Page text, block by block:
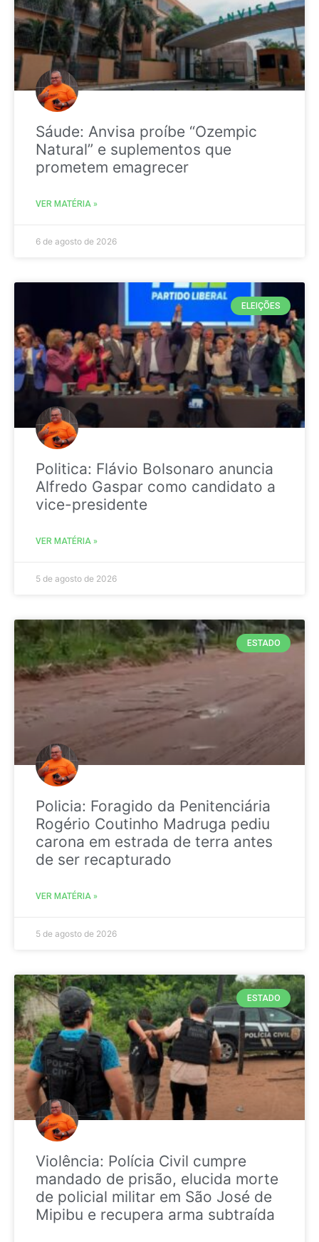
Sáude: Anvisa proíbe “Ozempic
Natural” e suplementos que
prometem emagrecer
VER MATÉRIA »
6 de agosto de 2026
ELEIÇÕES
Politica: Flávio Bolsonaro anuncia
Alfredo Gaspar como candidato a
vice-presidente
VER MATÉRIA »
5 de agosto de 2026
ESTADO
Policia: Foragido da Penitenciária
Rogério Coutinho Madruga pediu
carona em estrada de terra antes
de ser recapturado
VER MATÉRIA »
5 de agosto de 2026
ESTADO
Violência: Polícia Civil cumpre
mandado de prisão, elucida morte
de policial militar em São José de
Mipibu e recupera arma subtraída